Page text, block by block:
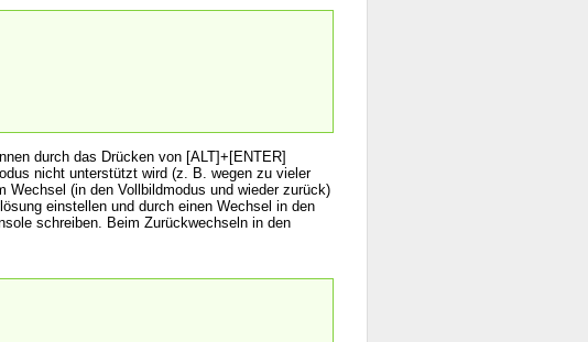
durch das Drücken von [ALT]+[ENTER]
nicht unterstützt wird (z. B. wegen zu vieler
(in den Vollbildmodus und wieder zurück)
einstellen und durch einen Wechsel in den
schreiben. Beim Zurückwechseln in den